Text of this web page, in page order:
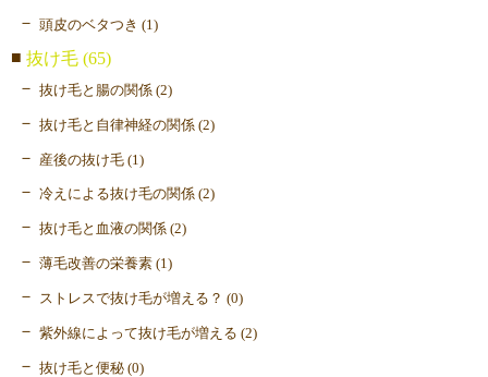
頭皮のベタつき (1)
抜け毛 (65)
抜け毛と腸の関係 (2)
抜け毛と自律神経の関係 (2)
産後の抜け毛 (1)
冷えによる抜け毛の関係 (2)
抜け毛と血液の関係 (2)
薄毛改善の栄養素 (1)
ストレスで抜け毛が増える？ (0)
紫外線によって抜け毛が増える (2)
抜け毛と便秘 (0)